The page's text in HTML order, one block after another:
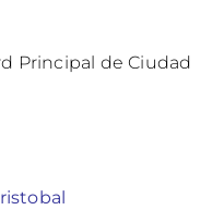
Principal de Ciudad